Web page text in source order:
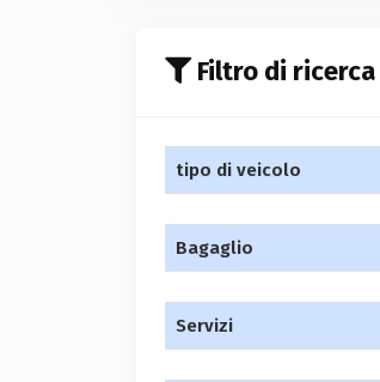
Filtro di ricerca
tipo di veicolo
Bagaglio
Servizi